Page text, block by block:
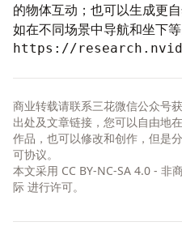
的物体互动；也可以生成更
如在不同场景中导航和坐下等
https://
商业转载请联系三花微信公众号
出处及文章链接，您可以自由地
作品，也可以修改和创作，但是
可协议。
本文采用 CC BY-NC-SA 4.0 - 非
际 进行许可。